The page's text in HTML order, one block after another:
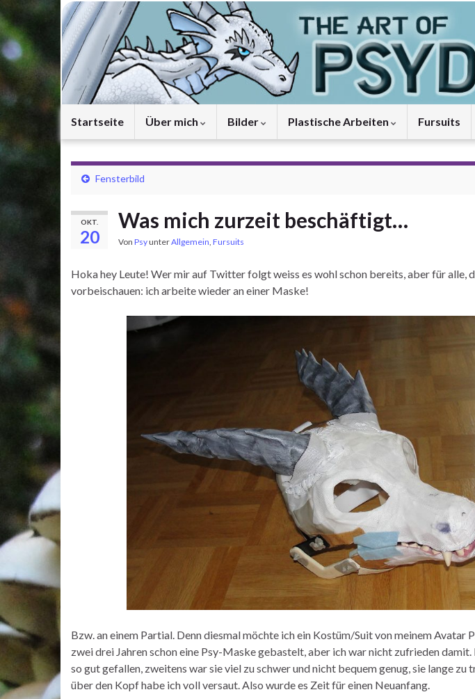
Startseite Über mich Bilder Plastische Arbeiten Fursuits
Fensterbild
OKT.
20
Was mich zurzeit beschäftigt…
Von PsyunterAllgemein, Fursuits
Hoka hey Leute! Wer mir auf Twitter folgt weiss es wohl schon bereits, aber für alle,
vorbeischauen: ich arbeite wieder an einer Maske!
Bzw. an einem Partial. Denn diesmal möchte ich ein Kostüm/Suit von meinem Avatar
zwei drei Jahren schon eine Psy-Maske gebastelt, aber ich war nicht zufrieden damit.
so gut gefallen, zweitens war sie viel zu schwer und nicht bequem genug, sie lange zu
über den Kopf habe ich voll versaut. Also wurde es Zeit für einen Neuanfang.